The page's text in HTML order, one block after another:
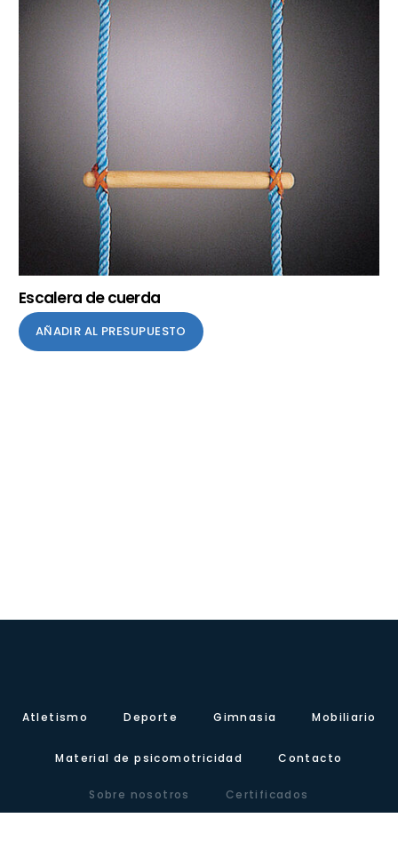
Escalera de cuerda
AÑADIR AL PRESUPUESTO
Atletismo Deporte Gimnasia Mobiliario
Material de psicomotricidad Contacto
Sobre nosotros Certificados